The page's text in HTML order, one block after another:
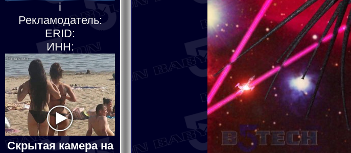
i
Рекламодатель:
ERID:
ИНН:
Скрытая камера на